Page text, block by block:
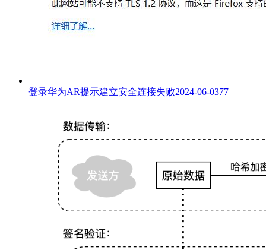
登录华为AR提示建立安全连接失败2024-06-0377